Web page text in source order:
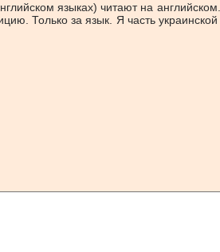
языках) читают на
Только за язык. Я часть